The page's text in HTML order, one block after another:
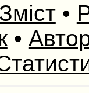
Зміст•
•